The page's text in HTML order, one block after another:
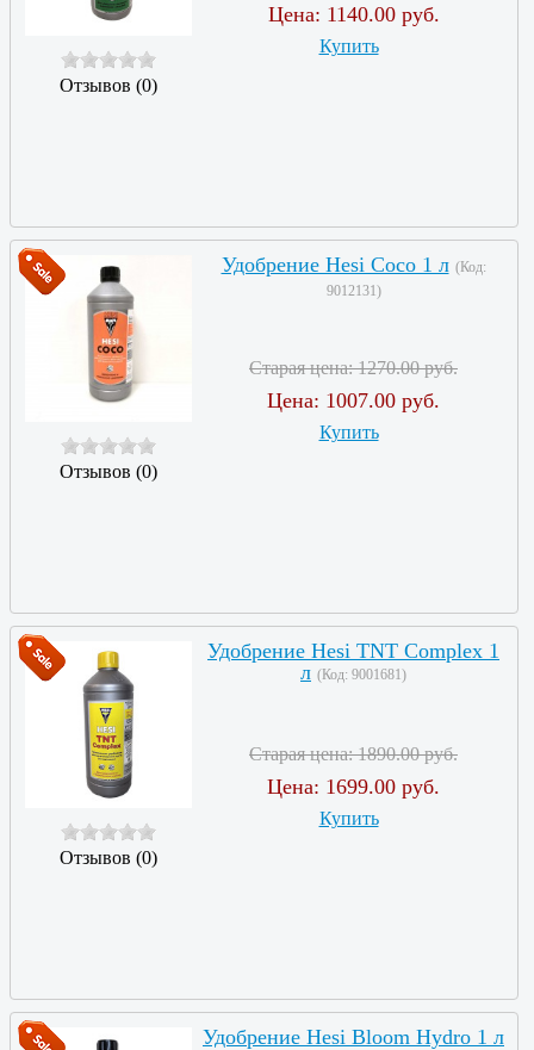
Отзывов (0)
Цена: 1140.00 руб.
Купить
Отзывов (0)
Удобрение Hesi Coco 1 л (Код:
9012131)
Старая цена:1270.00 руб.
Цена: 1007.00 руб.
Купить
Отзывов (0)
Удобрение Hesi TNT Complex 1
л (Код: 9001681)
Старая цена:1890.00 руб.
Цена: 1699.00 руб.
Купить
Удобрение Hesi Bloom Hydro 1 л